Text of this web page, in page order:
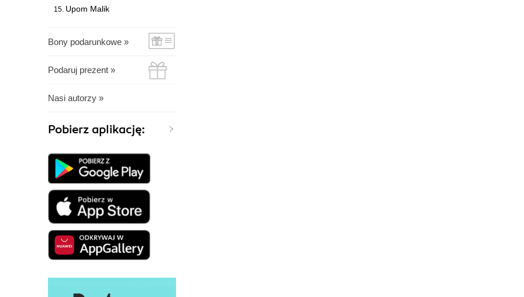
Upom Malik
Bony podarunkowe »
Podaruj prezent »
Nasi autorzy »
Pobierz aplikację: